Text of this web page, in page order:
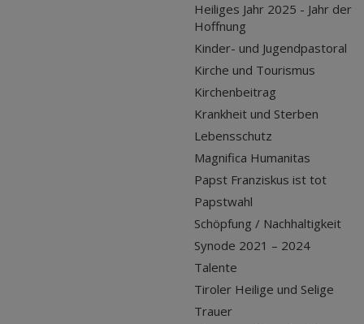
Heiliges Jahr 2025 - Jahr der
Hoffnung
Kinder- und Jugendpastoral
Kirche und Tourismus
Kirchenbeitrag
Krankheit und Sterben
Lebensschutz
Magnifica Humanitas
Papst Franziskus ist tot
Papstwahl
Schöpfung / Nachhaltigkeit
Synode 2021 – 2024
Talente
Tiroler Heilige und Selige
Trauer